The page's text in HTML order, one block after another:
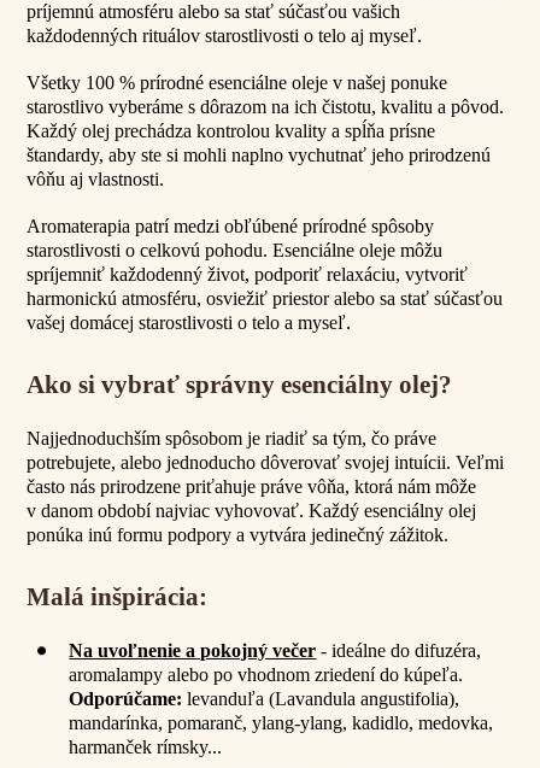
príjemnú atmosféru alebo sa stať súčasťou vašich
každodenných rituálov starostlivosti o telo aj myseľ.
Všetky 100 % prírodné esenciálne oleje v našej ponuke
starostlivo vyberáme s dôrazom na ich čistotu, kvalitu a pôvod.
Každý olej prechádza kontrolou kvality a spĺňa prísne
štandardy, aby ste si mohli naplno vychutnať jeho prirodzenú
vôňu aj vlastnosti.
Aromaterapia patrí medzi obľúbené prírodné spôsoby
starostlivosti o celkovú pohodu. Esenciálne oleje môžu
spríjemniť každodenný život, podporiť relaxáciu, vytvoriť
harmonickú atmosféru, osviežiť priestor alebo sa stať súčasťou
vašej domácej starostlivosti o telo a myseľ.
Ako si vybrať správny esenciálny olej?
Najjednoduchším spôsobom je riadiť sa tým, čo práve
potrebujete, alebo jednoducho dôverovať svojej intuícii. Veľmi
často nás prirodzene priťahuje práve vôňa, ktorá nám môže
v danom období najviac vyhovovať. Každý esenciálny olej
ponúka inú formu podpory a vytvára jedinečný zážitok.
Malá inšpirácia:
Na uvoľnenie a pokojný večer - ideálne do difuzéra,
aromalampy alebo po vhodnom zriedení do kúpeľa.
Odporúčame: levanduľa (Lavandula angustifolia),
mandarínka, pomaranč, ylang-ylang, kadidlo, medovka,
harmanček rímsky...